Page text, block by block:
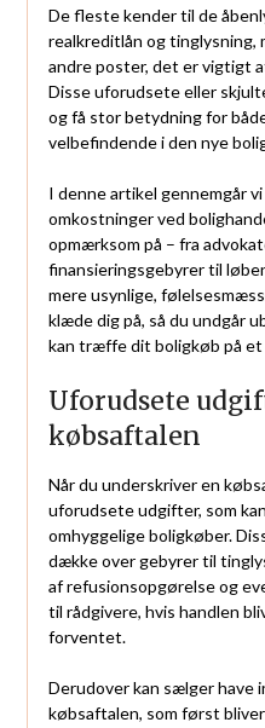
De fleste kender til de
realkreditlån og tinglysning,
andre poster, det er vigtigt
Disse uforudsete eller
og få stor betydning for
velbefindende i den nye
I denne artikel gennemgår
omkostninger ved
opmærksom på – fra
finansieringsgebyrer til
mere usynlige,
klæde dig på, så du undgår
kan træffe dit boligkøb på et
Uforudsete
købsaftalen
Når du underskriver en
uforudsete udgifter, som
omhyggelige boligkøber.
dække over gebyrer til
af refusionsopgørelse og
til rådgivere, hvis handlen
forventet.
Derudover kan sælger have
købsaftalen, som først